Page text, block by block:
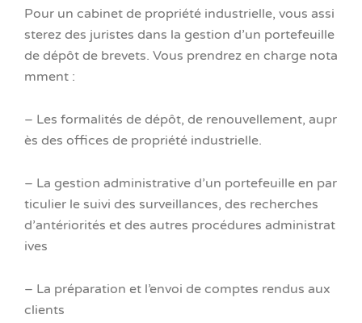
Pour un cabinet de propriété industrielle, vous assi
sterez des juristes dans la gestion d’un portefeuille
de dépôt de brevets. Vous prendrez en charge nota
mment :
– Les formalités de dépôt, de renouvellement, aupr
ès des offices de propriété industrielle.
– La gestion administrative d’un portefeuille en par
ticulier le suivi des surveillances, des recherches
d’antériorités et des autres procédures administrat
ives
– La préparation et l’envoi de comptes rendus aux
clients